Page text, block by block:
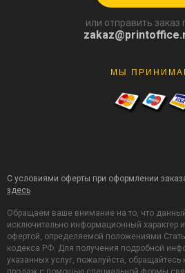
или отправить заказ
МЫ
С условиями оферты при оформлении
здесь
Обращаем ваше внимание на то, что данный
исключительно информационный характер
офертой, определяемой положениями
кодекса РФ. Для получения подробной
указанных услуг, пожалуйста,